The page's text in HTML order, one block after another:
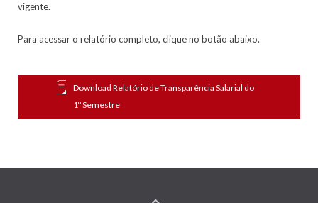
vigente.
Para acessar o relatório completo, clique no botão abaixo.
Download Relatório de Transparência Salarial do
1º Semestre